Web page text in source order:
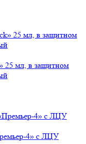
25 мл, в защитном
4» с ЛЦУ